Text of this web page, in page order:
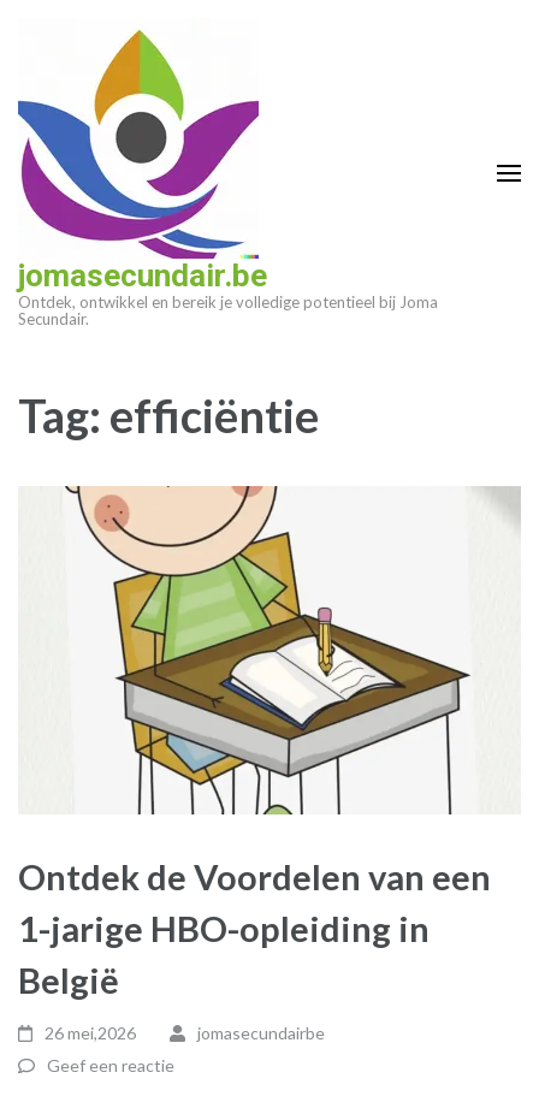
(druk
enter)
jomasecundair.be
Ontdek, ontwikkel en bereik je volledige potentieel bij Joma
Secundair.
Tag: efficiëntie
Ontdek de Voordelen van een
1-jarige HBO-opleiding in
België
26 mei,2026
jomasecundairbe
Geef een reactie